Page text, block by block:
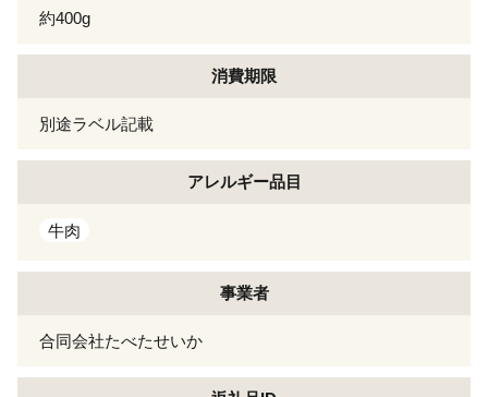
約400g
消費期限
別途ラベル記載
アレルギー品目
牛肉
事業者
合同会社たべたせいか